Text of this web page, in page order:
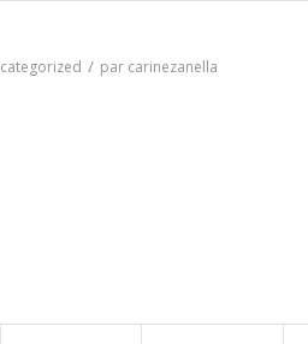
/ par carinezanella